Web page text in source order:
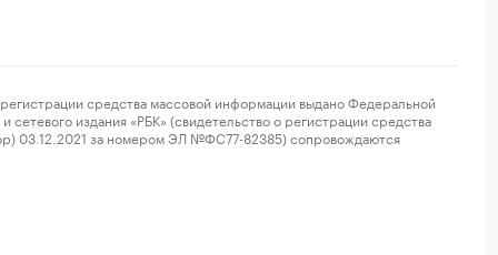
средства массовой информации выдано Федеральной
издания «РБК» (свидетельство о регистрации средства
03.12.2021 за номером ЭЛ №ФС77-82385) сопровождаются